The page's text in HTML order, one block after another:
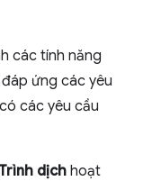
các tính năng
ứng các yêu
các yêu cầu
dịchhoạt